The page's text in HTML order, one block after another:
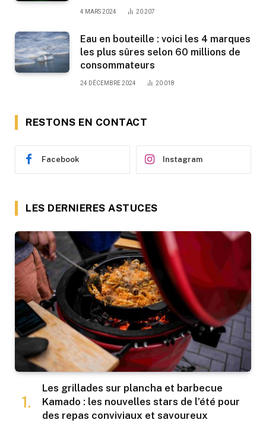
4 MARS 2024 20 207
Eau en bouteille : voici les 4 marques
les plus sûres selon 60 millions de
consommateurs
24 DÉCEMBRE 2024 20 018
RESTONS EN CONTACT
Facebook Instagram
LES DERNIERES ASTUCES
Les grillades sur plancha et barbecue
Kamado : les nouvelles stars de l’été pour
des repas conviviaux et savoureux